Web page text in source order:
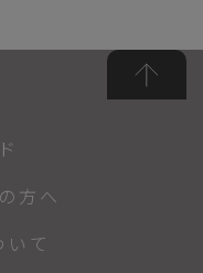
方へ
て